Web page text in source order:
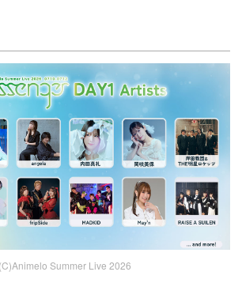
(C)Animelo Summer Live 2026